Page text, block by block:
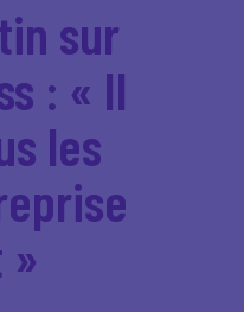
sur
: « Il
les
»